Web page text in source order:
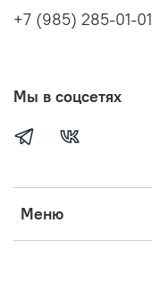
Меню
+7 (985) 285-01-01
Мы в соцсетях